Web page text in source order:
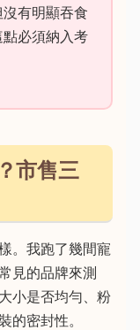
有明顯吞食
必須納入考
市售三
。我跑了幾間寵
見的品牌來測
小是否均勻、粉
的密封性。